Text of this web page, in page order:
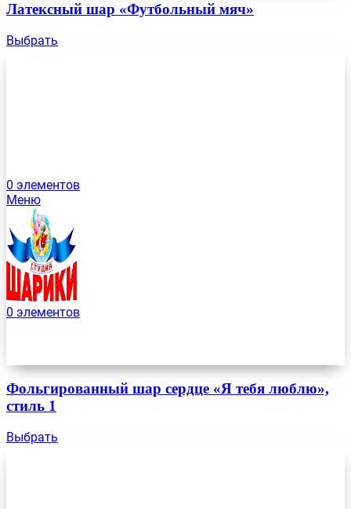
0 элементов
Меню
0 элементов
Латексный шар «Футбольный мяч»
Выбрать
Фольгированный шар сердце «Я тебя люблю»,
стиль 1
Выбрать